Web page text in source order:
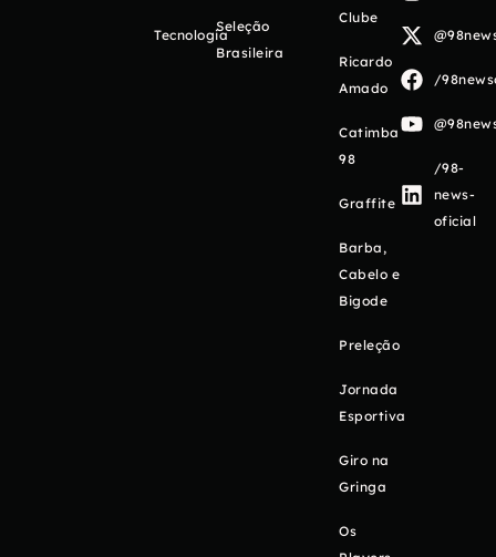
Tecnologia
Seleção
Brasileira
Clube
Ricardo
Amado
Catimba
98
Graffite
Barba,
Cabelo e
Bigode
Preleção
Jornada
Esportiva
Giro na
Gringa
Os
/
/98-
news-
oficial